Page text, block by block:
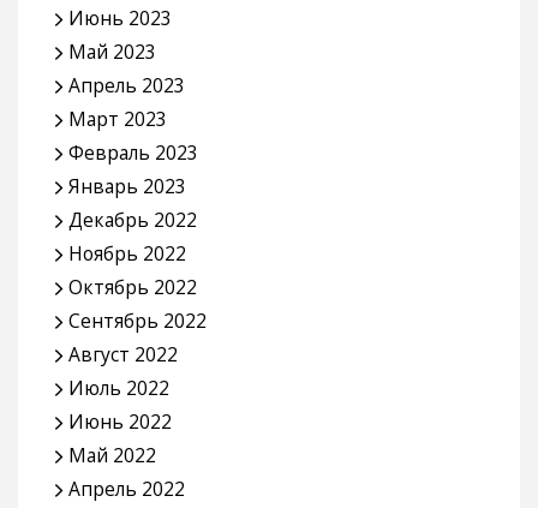
Июнь 2023
Май 2023
Апрель 2023
Март 2023
Февраль 2023
Январь 2023
Декабрь 2022
Ноябрь 2022
Октябрь 2022
Сентябрь 2022
Август 2022
Июль 2022
Июнь 2022
Май 2022
Апрель 2022